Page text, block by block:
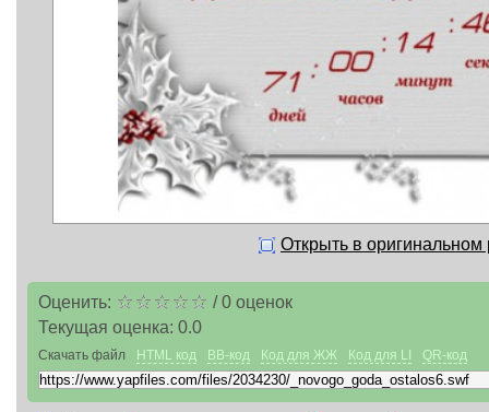
Открыть в оригинальном
Оценить: /0оценок
Текущая оценка: 0.0
Скачать файл HTML код BB-код Код для ЖЖ Код для LI QR-код